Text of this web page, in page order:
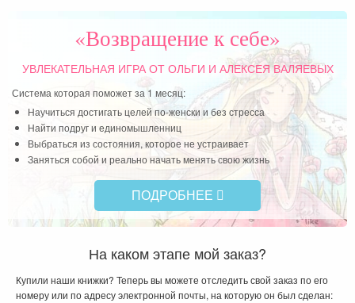
«Возвращение к себе»
УВЛЕКАТЕЛЬНАЯ ИГРАОТ ОЛЬГИ И АЛЕКСЕЯ ВАЛЯЕВЫХ
Система которая поможет за 1 месяц:
Научиться достигать целей по-женски и без стресса
Найти подруг и единомышленниц
Выбраться из состояния, которое не устраивает
Заняться собой и реально начать менять свою жизнь
ПОДРОБНЕЕ
На каком этапе мой заказ?
Купили наши книжки? Теперь вы можете отследить свой заказ по его
номеру или по адресу электронной почты, на которую он был сделан: